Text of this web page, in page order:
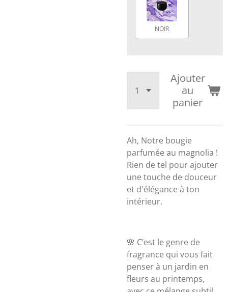
NOIR
Ajouter
au
panier
Ah, Notre bougie
parfumée au magnolia !
Rien de tel pour ajouter
une touche de douceur
et d'élégance à ton
intérieur.
🌸 C’est le genre de
fragrance qui vous fait
penser à un jardin en
fleurs au printemps,